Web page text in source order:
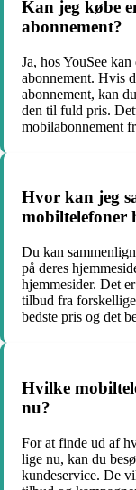
Kan jeg købe
abonnement?
Ja, hos YouSee
abonnement. Hvis
abonnement, kan
den til fuld pris.
mobilabonnement
Hvor kan jeg
mobiltelefoner
Du kan
på deres
hjemmesider. Det
tilbud fra
bedste pris og det
Hvilke
nu?
For at finde ud af
lige nu, kan du
kundeservice. De